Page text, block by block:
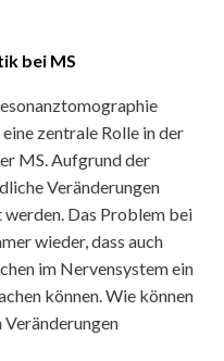
bei MS
zentrale Rolle in der
MS. Aufgrund der
Veränderungen
Das Problem bei
wieder, dass auch
im Nervensystem ein
können. Wie können
Veränderungen